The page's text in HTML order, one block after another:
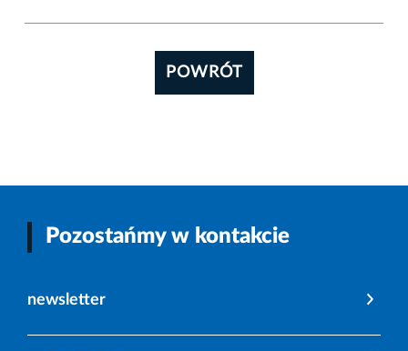
POWRÓT
Pozostańmy w kontakcie
newsletter